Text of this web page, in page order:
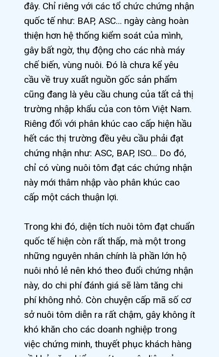
đây. Chỉ riêng với các tổ chức chứng nhận
quốc tế như: BAP, ASC… ngày càng hoàn
thiện hơn hệ thống kiểm soát của mình,
gây bất ngờ, thụ động cho các nhà máy
chế biến, vùng nuôi. Đó là chưa kể yêu
cầu về truy xuất nguồn gốc sản phẩm
cũng đang là yêu cầu chung của tất cả thị
trường nhập khẩu của con tôm Việt Nam.
Riêng đối với phân khúc cao cấp hiện hầu
hết các thị trường đều yêu cầu phải đạt
chứng nhận như: ASC, BAP, ISO… Do đó,
chỉ có vùng nuôi tôm đạt các chứng nhận
này mới thâm nhập vào phân khúc cao
cấp một cách thuận lợi.
Trong khi đó, diện tích nuôi tôm đạt chuẩn
quốc tế hiện còn rất thấp, mà một trong
những nguyên nhân chính là phần lớn hộ
nuôi nhỏ lẻ nên khó theo đuổi chứng nhận
này, do chi phí đánh giá sẽ làm tăng chi
phí không nhỏ. Còn chuyện cấp mã số cơ
sở nuôi tôm diễn ra rất chậm, gây không ít
khó khăn cho các doanh nghiệp trong
việc chứng minh, thuyết phục khách hàng